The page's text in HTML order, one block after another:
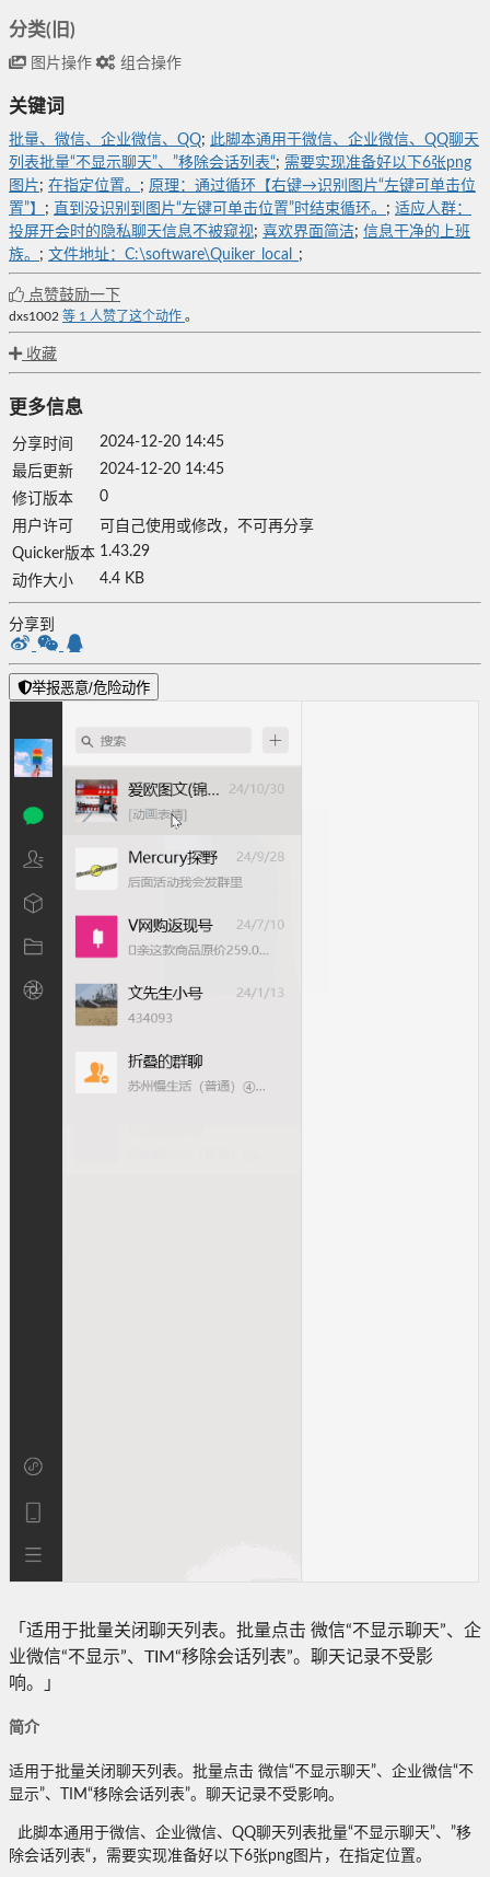
分类(旧)
图片操作 组合操作
关键词
批量、微信、企业微信、QQ; 此脚本通用于微信、企业微信、QQ聊天
列表批量“不显示聊天”、”移除会话列表“; 需要实现准备好以下6张png
图片; 在指定位置。 ; 原理：通过循环【右键→识别图片“左键可单击位
置”】 ; 直到没识别到图片“左键可单击位置”时结束循环。 ; 适应人群：
投屏开会时的隐私聊天信息不被窥视; 喜欢界面简洁; 信息干净的上班
族。 ; 文件地址：C:\software\Quiker_local_ ;
点赞鼓励一下
dxs1002 等 1 人赞了这个动作 。
收藏
更多信息
分享时间
2024-12-20 14:45
最后更新
2024-12-20 14:45
修订版本
0
用户许可
可自己使用或修改，不可再分享
Quicker版本 1.43.29
动作大小
4.4 KB
分享到
举报恶意/危险动作
「适用于批量关闭聊天列表。批量点击 微信“不显示聊天”、企
业微信“不显示”、TIM“移除会话列表”。聊天记录不受影
响。」
简介
适用于批量关闭聊天列表。批量点击 微信“不显示聊天”、企业微信“不
显示”、TIM“移除会话列表”。聊天记录不受影响。
此脚本通用于微信、企业微信、QQ聊天列表批量“不显示聊天”、”移
除会话列表“，需要实现准备好以下6张png图片，在指定位置。